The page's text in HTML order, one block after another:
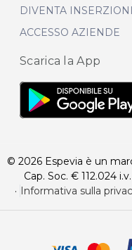
DIVENTA
ACCESSO AZIENDE
Scarica la App
© 2026 Espevia è un
Cap. Soc. € 112.024
· Informativa sulla